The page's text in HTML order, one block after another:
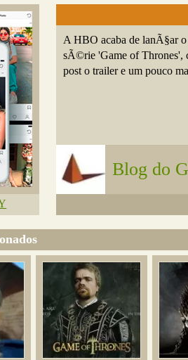
A HBO acaba de lanÃ§ar o
sÃ©rie 'Game of Thrones',
post o trailer e um pouco
Blog do